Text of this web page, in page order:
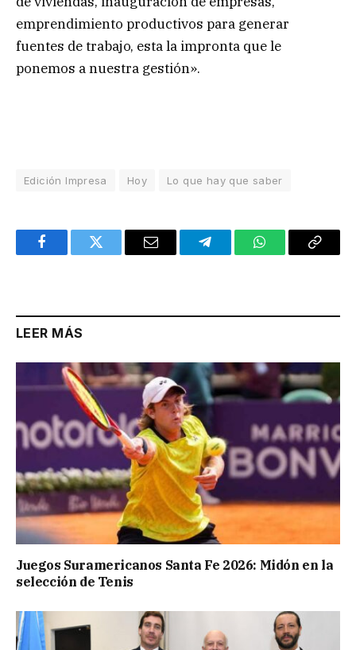
emprendimiento productivos para generar
fuentes de trabajo, esta la impronta que le
ponemos a nuestra gestión».
Edición Impresa Hoy Lo que hay que saber
FacebookTwitter Email TelegramWhatsAppCopy
LEER MÁS
Juegos Suramericanos Santa Fe 2026: Midón en la
selección de Tenis